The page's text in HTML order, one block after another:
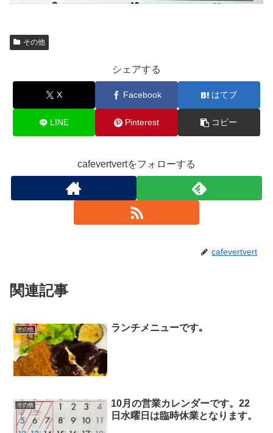
その他
シェアする
X Facebook はてブ
LINE Pinterest コピー
cafevertvertをフォローする
cafevertvert
関連記事
その他 ランチメニューです｡
その他
10月の営業カレンダーです。22
日水曜日は臨時休業となります。￼